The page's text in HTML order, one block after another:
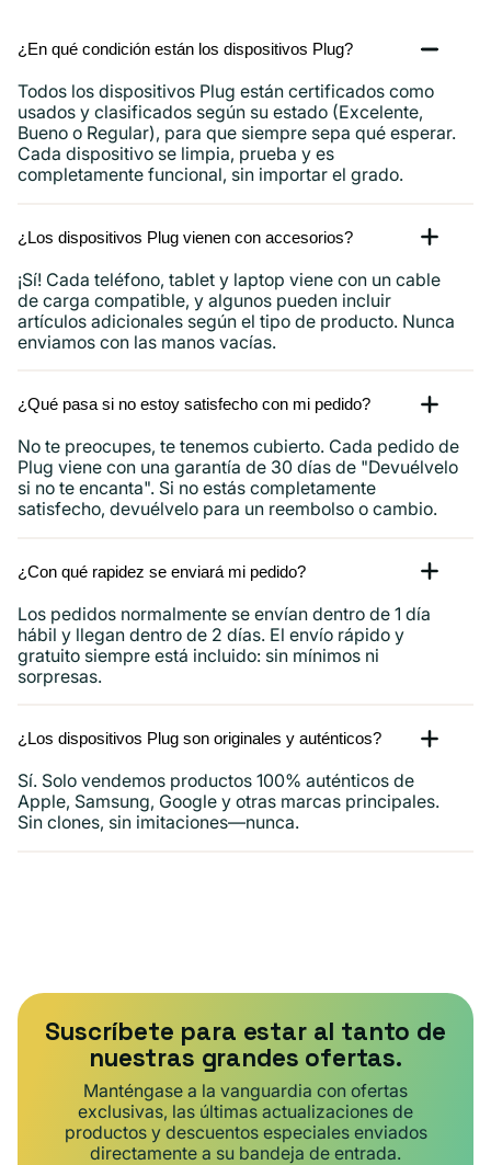
¿En qué condición están los dispositivos Plug?
Todos los dispositivos Plug están certificados como
usados ​​y clasificados según su estado (Excelente,
Bueno o Regular), para que siempre sepa qué esperar.
Cada dispositivo se limpia, prueba y es
completamente funcional, sin importar el grado.
¿Los dispositivos Plug vienen con accesorios?
¡Sí! Cada teléfono, tablet y laptop viene con un cable
de carga compatible, y algunos pueden incluir
artículos adicionales según el tipo de producto. Nunca
enviamos con las manos vacías.
¿Qué pasa si no estoy satisfecho con mi pedido?
No te preocupes, te tenemos cubierto. Cada pedido de
Plug viene con una garantía de 30 días de "Devuélvelo
si no te encanta". Si no estás completamente
satisfecho, devuélvelo para un reembolso o cambio.
¿Con qué rapidez se enviará mi pedido?
Los pedidos normalmente se envían dentro de 1 día
hábil y llegan dentro de 2 días. El envío rápido y
gratuito siempre está incluido: sin mínimos ni
sorpresas.
¿Los dispositivos Plug son originales y auténticos?
Sí. Solo vendemos productos 100% auténticos de
Apple, Samsung, Google y otras marcas principales.
Sin clones, sin imitaciones—nunca.
Suscríbete para estar al tanto de
nuestras grandes ofertas.
Manténgase a la vanguardia con ofertas
exclusivas, las últimas actualizaciones de
productos y descuentos especiales enviados
directamente a su bandeja de entrada.